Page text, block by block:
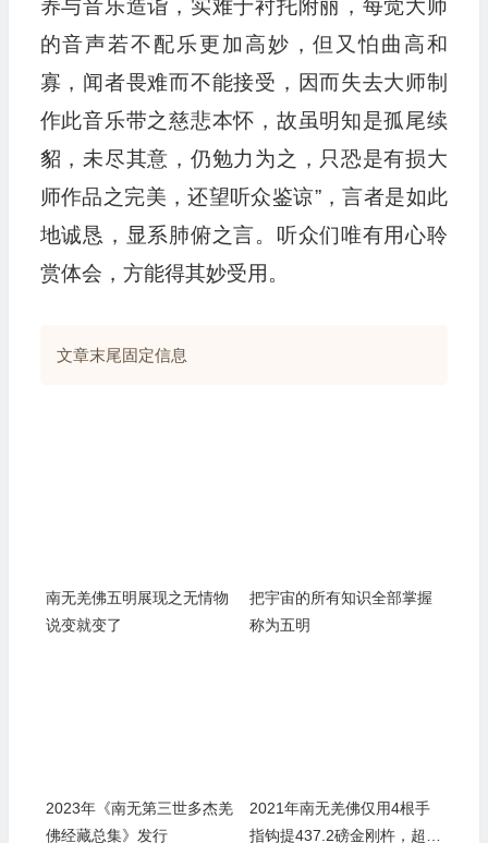
养与音乐造诣，实难于衬托附丽，每觉大师
的音声若不配乐更加高妙，但又怕曲高和
寡，闻者畏难而不能接受，因而失去大师制
作此音乐带之慈悲本怀，故虽明知是孤尾续
貂，未尽其意，仍勉力为之，只恐是有损大
师作品之完美，还望听众鉴谅”，言者是如此
地诚恳，显系肺俯之言。听众们唯有用心聆
赏体会，方能得其妙受用。
文章末尾固定信息
南无羌佛五明展现之无情物
说变就变了
把宇宙的所有知识全部掌握
称为五明
2023年《南无第三世多杰羌
佛经藏总集》发行
2021年南无羌佛仅用4根手
指钩提437.2磅金刚杵，超越